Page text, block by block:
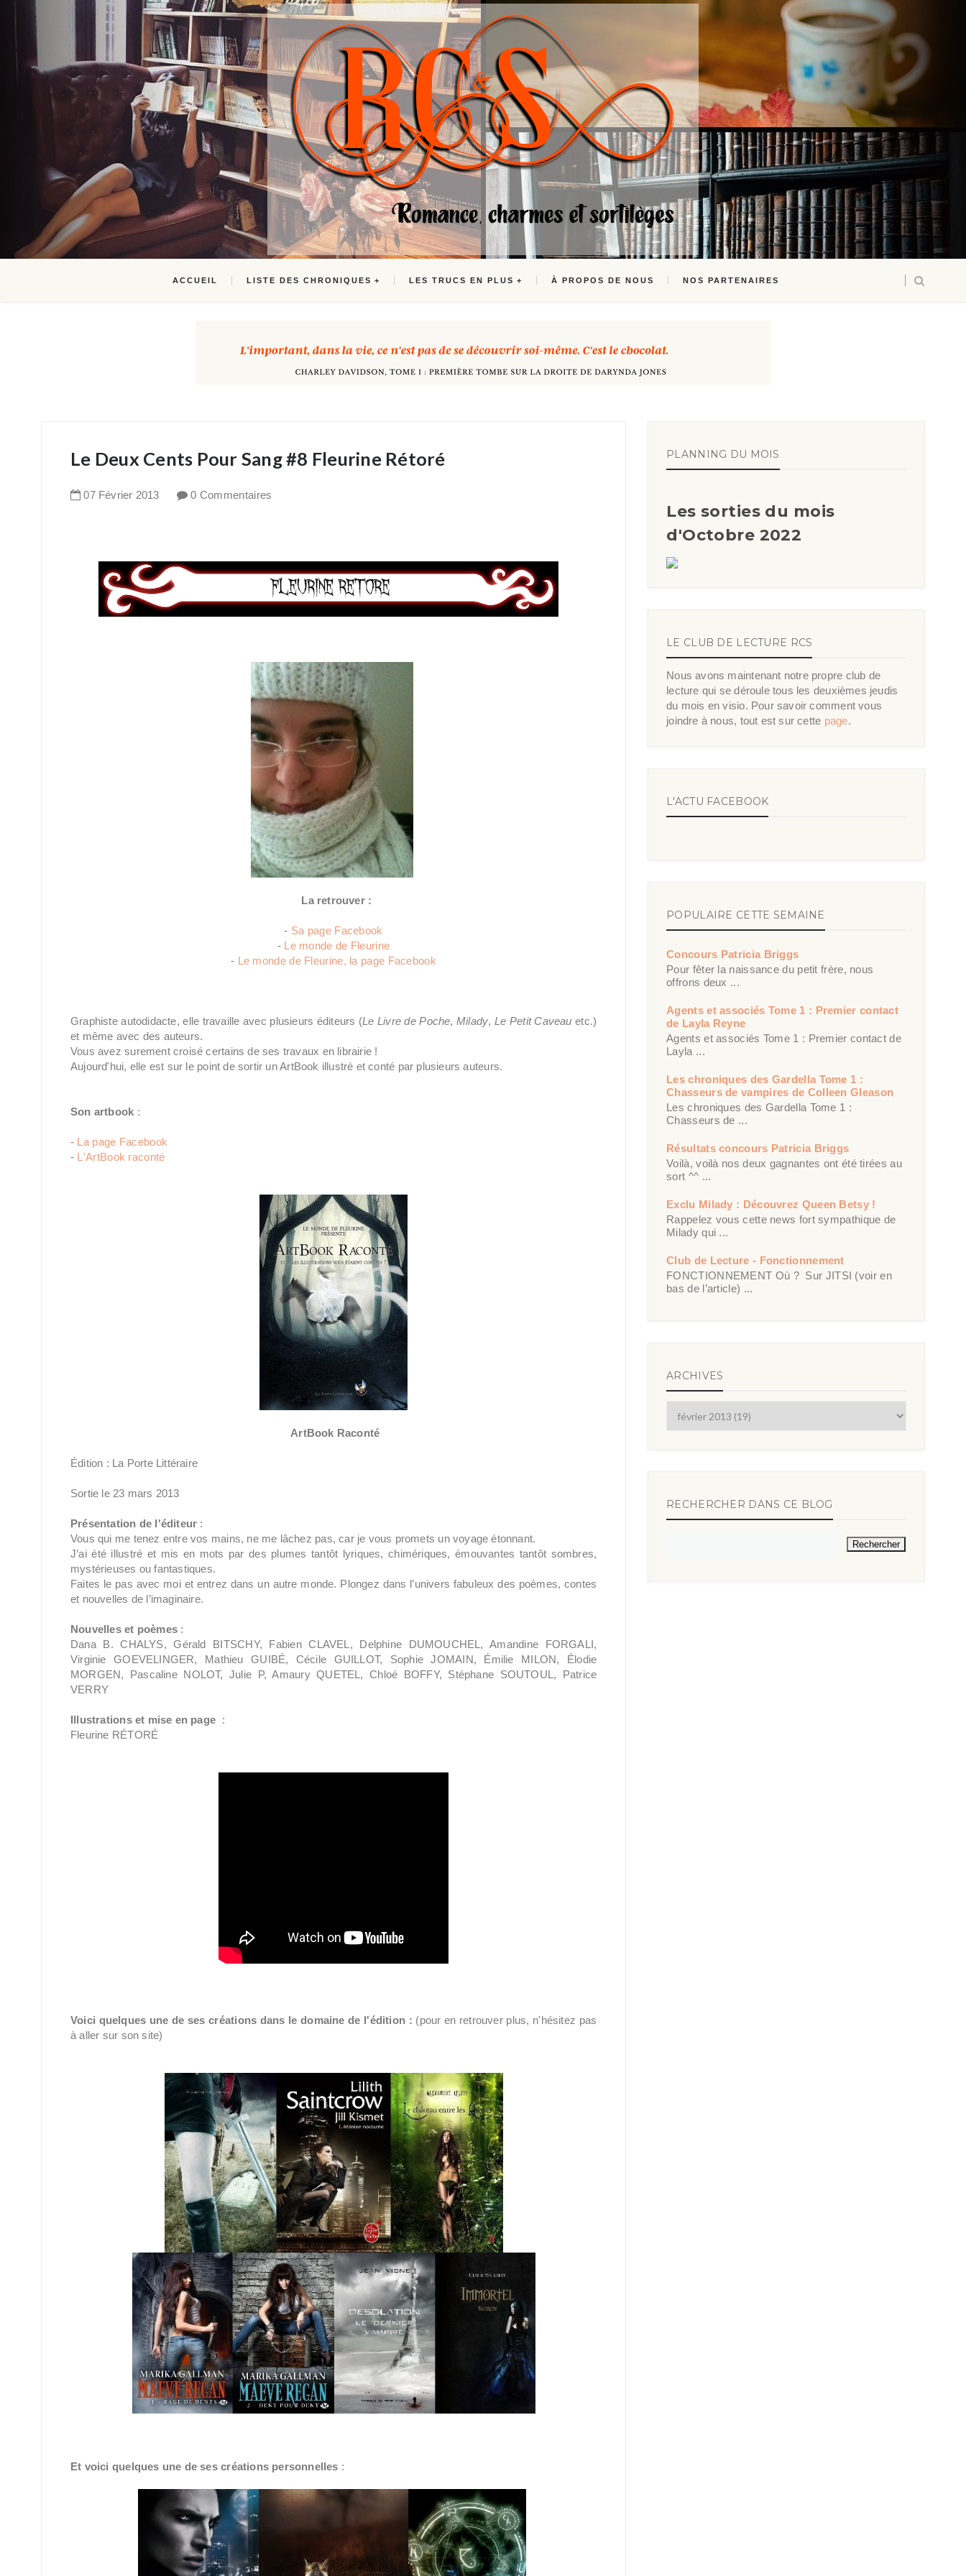
ACCUEIL LISTE DES CHRONIQUES LES TRUCS EN PLUS À PROPOS DE NOUS NOS PARTENAIRES
Le Deux Cents Pour Sang #8 Fleurine Rétoré
07 Février 2013 0 Commentaires
La retrouver :
- Sa page Facebook
- Le monde de Fleurine
- Le monde de Fleurine, la page Facebook
Graphiste autodidacte, elle travaille avec plusieurs éditeurs (Le Livre de Poche,Milady,Le Petit Caveau etc.)
et même avec des auteurs.
Vous avez surement croisé certains de ses travaux en librairie !
Aujourd'hui, elle est sur le point de sortir un ArtBook illustré et conté par plusieurs auteurs.
Son artbook :
- La page Facebook
- L'ArtBook raconté
ArtBook Raconté
Édition : La Porte Littéraire
Sortie le 23 mars 2013
Présentation de l'éditeur :
Vous qui me tenez entre vos mains, ne me lâchez pas, car je vous promets un voyage étonnant.
J’ai été illustré et mis en mots par des plumes tantôt lyriques, chimériques, émouvantes tantôt sombres,
mystérieuses ou fantastiques.
Faites le pas avec moi et entrez dans un autre monde. Plongez dans l’univers fabuleux des poèmes, contes
et nouvelles de l’imaginaire.
Nouvelles et poèmes :
Dana B. CHALYS, Gérald BITSCHY, Fabien CLAVEL, Delphine DUMOUCHEL, Amandine FORGALI,
Virginie GOEVELINGER, Mathieu GUIBÉ, Cécile GUILLOT, Sophie JOMAIN, Émilie MILON, Élodie
MORGEN, Pascaline NOLOT, Julie P, Amaury QUETEL, Chloé BOFFY, Stéphane SOUTOUL, Patrice
VERRY
Illustrations et mise en page :
Fleurine RÉTORÉ
Voici quelques une de ses créations dans le domaine de l'édition : (pour en retrouver plus, n'hésitez pas
à aller sur son site)
Et voici quelques une de ses créations personnelles :
PLANNING DU MOIS
Les sorties du mois
d'Octobre 2022
LE CLUB DE LECTURE RCS
Nous avons maintenant notre propre club de
lecture qui se déroule tous les deuxièmes jeudis
du mois en visio. Pour savoir comment vous
joindre à nous, tout est sur cette page.
L'ACTU FACEBOOK
POPULAIRE CETTE SEMAINE
Concours Patricia Briggs
Pour fêter la naissance du petit frère, nous
offrons deux ...
Agents et associés Tome 1 : Premier contact
de Layla Reyne
Agents et associés Tome 1 : Premier contact de
Layla ...
Les chroniques des Gardella Tome 1 :
Chasseurs de vampires de Colleen Gleason
Les chroniques des Gardella Tome 1 :
Chasseurs de ...
Résultats concours Patricia Briggs
Voilà, voilà nos deux gagnantes ont été tirées au
sort ^^ ...
Exclu Milady : Découvrez Queen Betsy !
Rappelez vous cette news fort sympathique de
Milady qui ...
Club de Lecture - Fonctionnement
FONCTIONNEMENT Où ? Sur JITSI (voir en
bas de l’article) ...
ARCHIVES
RECHERCHER DANS CE BLOG